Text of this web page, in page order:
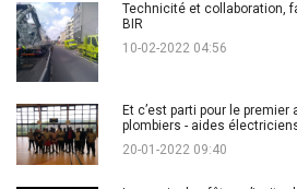
Technicité et collaboration,
BIR
10-02-2022 04:56
Et c’est parti pour le
plombiers - aides
20-01-2022 09:40